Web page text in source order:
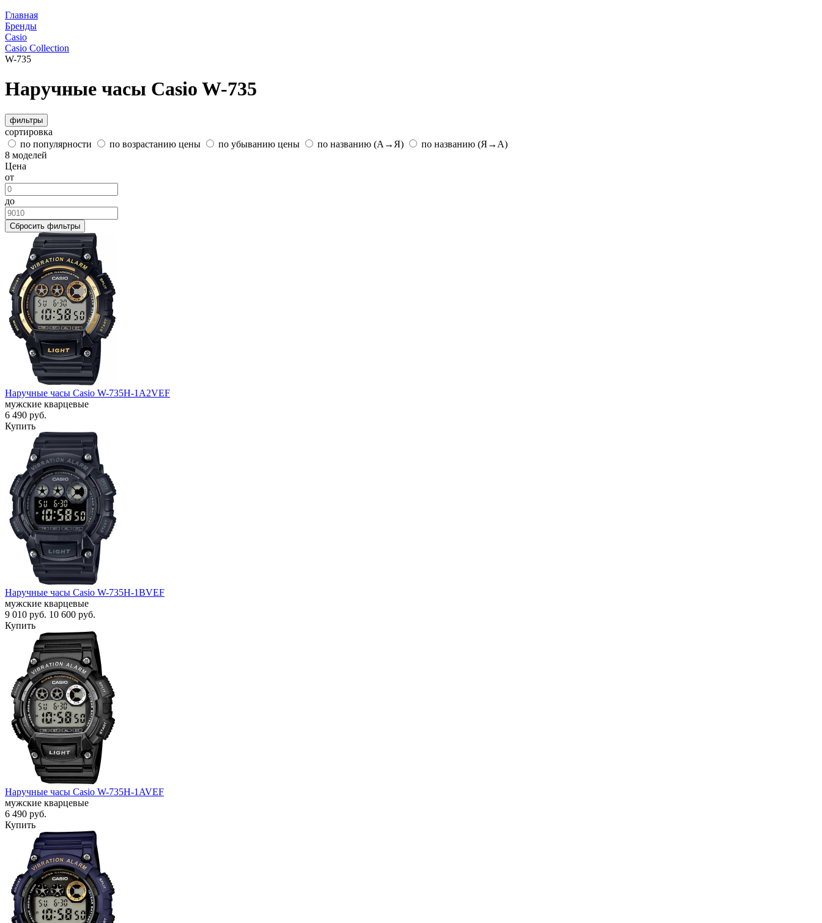
Главная
Бренды
Casio
Casio Collection
W-735
Наручные часы Casio W-735
фильтры
сортировка
по популярности
по возрастанию цены по убыванию цены по названию (А→Я)
по названию (Я→А)
8 моделей
Цена
от
до
Сбросить фильтры
Наручные часы Casio W-735H-1A2VEF
мужские кварцевые
6 490 руб.
Купить
Наручные часы Casio W-735H-1BVEF
мужские кварцевые
9 010 руб. 10 600 руб.
Купить
Наручные часы Casio W-735H-1AVEF
мужские кварцевые
6 490 руб.
Купить